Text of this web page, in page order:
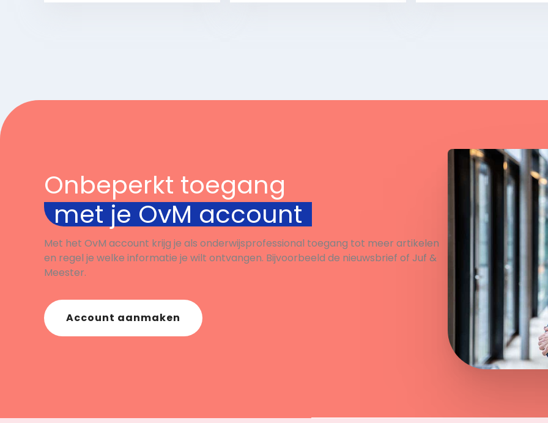
Onbeperkt toegang
met je OvM account
Met het OvM account krijg je als onderwijsprofessional toegang tot meer artikelen
en regel je welke informatie je wilt ontvangen. Bijvoorbeeld de nieuwsbrief of Juf &
Meester.
Account aanmaken